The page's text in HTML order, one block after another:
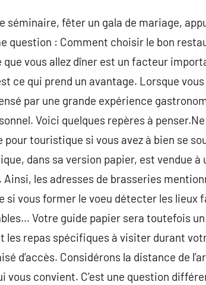
séminaire, fêter un gala de mariage,
question : Comment choisir le bon
vous allez dîner est un facteur
ce qui prend un avantage. Lorsque
par une grande expérience
Voici quelques repères à
touristique si vous avez à bien se
dans sa version papier, est vendue à
les adresses de brasseries
si vous former le voeu détecter les lieux
Votre guide papier sera toutefois
repas spécifiques à visiter durant
d’accès. Considérons la distance de
vous convient. C’est une question